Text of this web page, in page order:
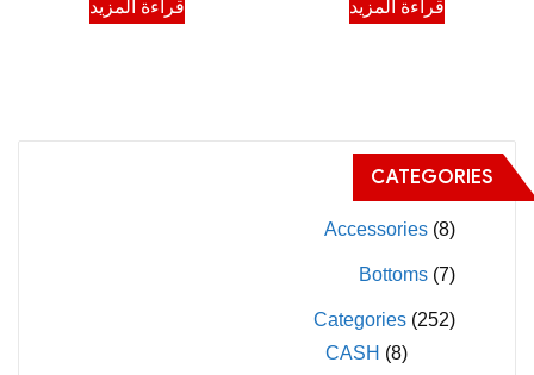
قراءة المزيد قراءة المزيد
CATEGORIES
Accessories (8)
Bottoms (7)
Categories (252)
CASH (8)